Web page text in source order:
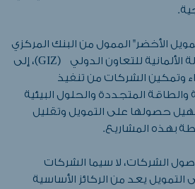
الأخضر" الممول من البنك المركزي
الأردني وبدعم من الوكالة الألمانية للتعاون الدولي (GIZ)، إلى
وتمكين الشركات من تنفيذ
المتجددة والحلول البيئية
حصولها على التمويل وتقليل
بهذه المشاريع.
الشركات، لا سيما الشركات
يعد من الركائز الأساسية